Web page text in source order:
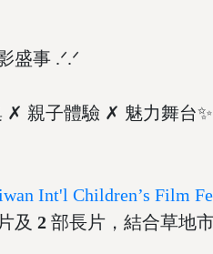
盛事 .ᐟ.ᐟ
親子體驗 ✗ 魅力舞台
Int'l Children’s Film
及2 部長片，結合草地